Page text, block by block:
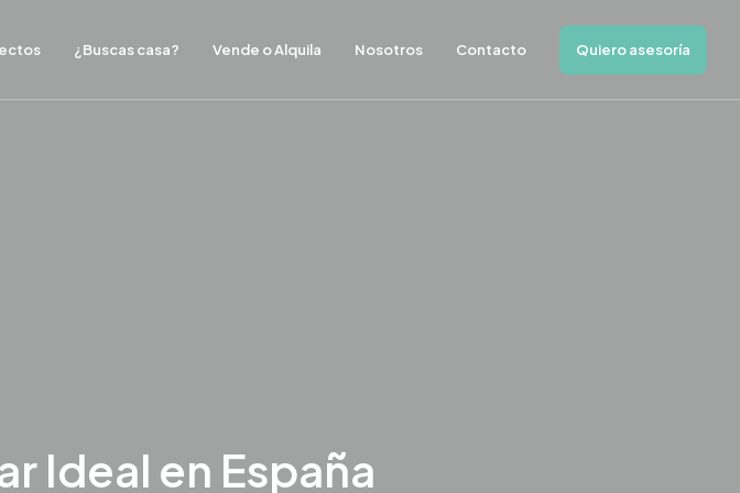
¿Buscas casa? Vende o Alquila Nosotros Contacto Quiero asesoría
Ideal en España